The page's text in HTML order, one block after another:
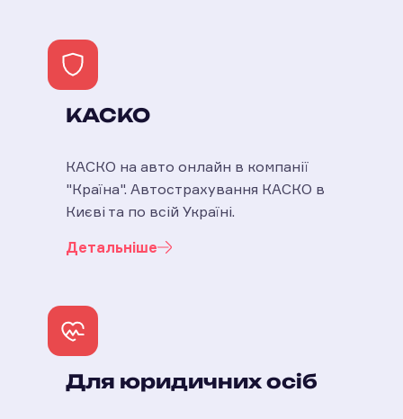
КАСКО
КАСКО на авто онлайн в компанії
"Країна". Автострахування КАСКО в
Києві та по всій Україні.
Детальніше
Для юридичних осіб